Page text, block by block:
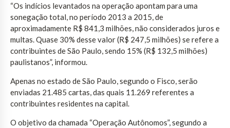
“Os indícios levantados na operação apontam para uma
sonegação total, no período 2013 a 2015, de
aproximadamente R$ 841,3 milhões, não considerados juros e
multas. Quase 30% desse valor (R$ 247,5 milhões) se refere a
contribuintes de São Paulo, sendo 15% (R$ 132,5 milhões)
paulistanos”, informou.
Apenas no estado de São Paulo, segundo o Fisco, serão
enviadas 21.485 cartas, das quais 11.269 referentes a
contribuintes residentes na capital.
O objetivo da chamada “Operação Autônomos”, segundo a